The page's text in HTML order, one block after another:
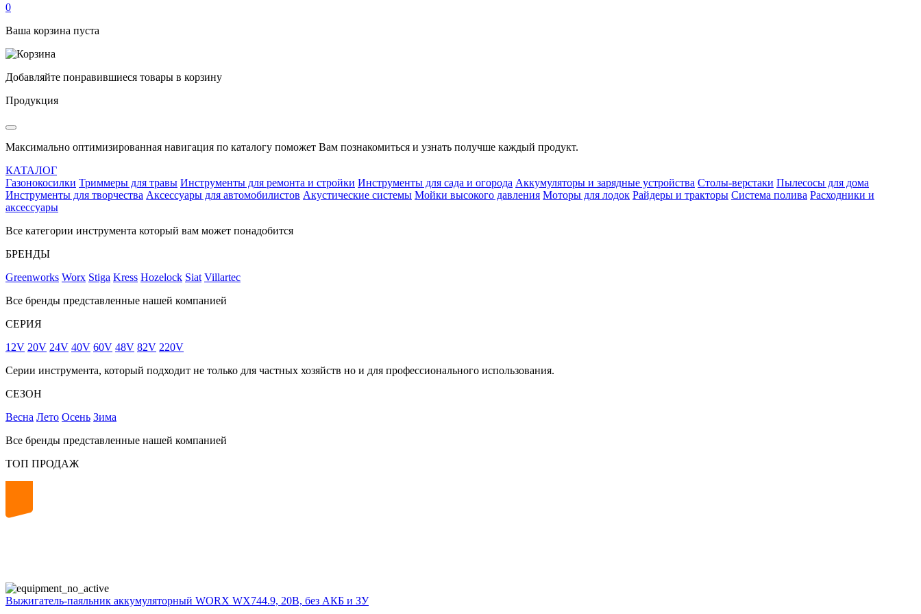
0
Ваша корзина пуста
Добавляйте понравившиеся товары в корзину
Продукция
Максимально оптимизированная навигация по каталогу поможет Вам познакомиться и узнать получше каждый продукт.
КАТАЛОГ
Газонокосилки Триммеры для травы Инструменты для ремонта и стройки Инструменты для сада и огорода Аккумуляторы и зарядные устройства Столы-верстаки Пылесосы для дома
Инструменты для творчества Аксессуары для автомобилистов Акустические системы Мойки высокого давления Моторы для лодок Райдеры и тракторы Система полива Расходники и
аксессуары
Все категории инструмента который вам может понадобится
БРЕНДЫ
Greenworks Worx Stiga Kress Hozelock Siat Villartec
Все бренды представленные нашей компанией
СЕРИЯ
12V 20V 24V 40V 60V 48V 82V 220V
Серии инструмента, который подходит не только для частных хозяйств но и для профессионального использования.
СЕЗОН
Весна Лето Осень Зима
Все бренды представленные нашей компанией
ТОП ПРОДАЖ
Выжигатель-паяльник аккумуляторный WORX WX744.9, 20В, без АКБ и ЗУ